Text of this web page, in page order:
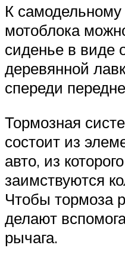
К
мотоблока
сиденье в виде
деревянной
спереди
Тормозная
состоит из
авто, из
заимствуются
Чтобы тормоза
делают
рычага.